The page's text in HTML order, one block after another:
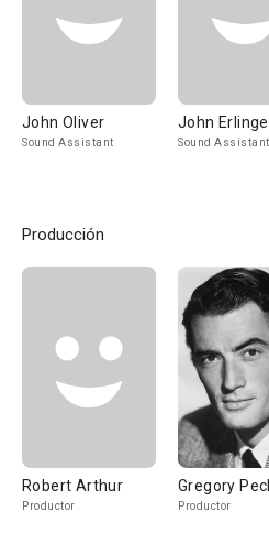
John Oliver
Sound Assistant
John
Sound Assistant
Producción
Robert Arthur
Productor
Gregory
Productor